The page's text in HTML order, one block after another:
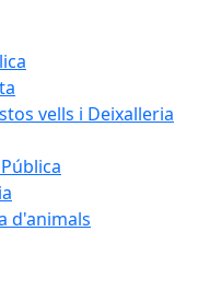
vells i Deixalleria
d'animals